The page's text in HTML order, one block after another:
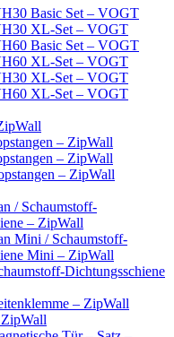
Basic Set – VOGT
XL-Set – VOGT
Basic Set – VOGT
XL-Set – VOGT
XL-Set – VOGT
XL-Set – VOGT
– ZipWall
– ZipWall
– ZipWall
/ Schaumstoff-
– ZipWall
Mini / Schaumstoff-
Mini – ZipWall
Dichtungsschiene
– ZipWall